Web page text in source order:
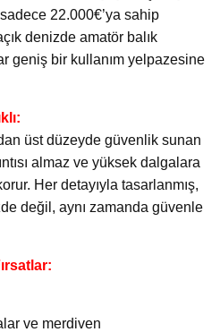
22.000€’ya sahip
denizde amatör balık
geniş bir kullanım yelpazesine
üst düzeyde güvenlik sunan
almaz ve yüksek dalgalara
Her detayıyla tasarlanmış,
değil, aynı zamanda güvenle
ve merdiven